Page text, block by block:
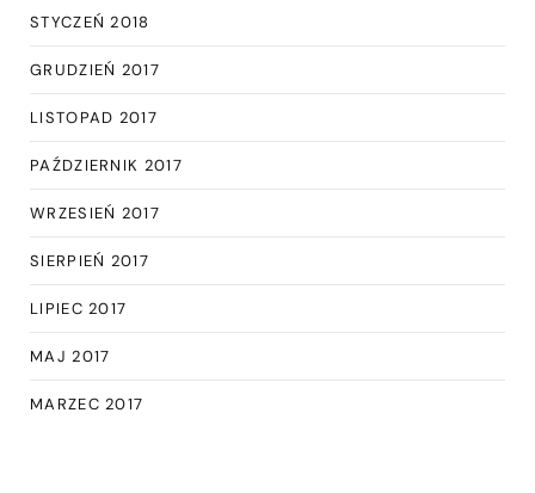
STYCZEŃ 2018
GRUDZIEŃ 2017
LISTOPAD 2017
PAŹDZIERNIK 2017
WRZESIEŃ 2017
SIERPIEŃ 2017
LIPIEC 2017
MAJ 2017
MARZEC 2017